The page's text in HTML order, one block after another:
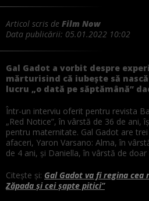
Articol scris de Film Now
Data publicării: 05.01.2022 10:02
Gal Gadot a vorbit despre
mărturisind că iubește să
lucru „o dată pe săptămână”
Într-un interviu oferit pentru revista
„Red Notice”, în vârstă de 36 de ani,
pentru maternitate. Gal Gadot are
afaceri, Yaron Varsano: Alma, în
de 4 ani, și Daniella, în vârstă de doar
Citește și: Gal Gadot va fi regina cea
Zăpada și cei șapte pitici”